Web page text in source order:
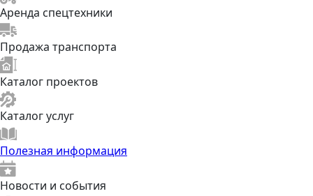
Аренда спецтехники
Продажа транспорта
Каталог проектов
Каталог услуг
Полезная информация
Новости и события